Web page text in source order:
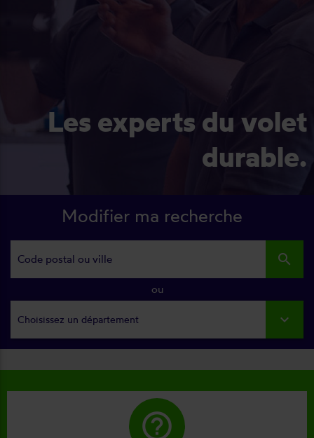
Les experts du volet
durable.
Modifier ma recherche
search
ou
Choisissez un département
help_outline